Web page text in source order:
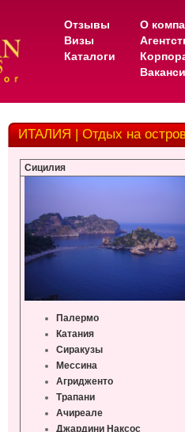
Отзывы
Визы
Каталоги
О
ИТАЛИЯ | Отдых на
Сицилия
Палермо
Катания
Сиракузы
Мессина
Агридженто
Трапани
Ачиреале
Джардини Наксос